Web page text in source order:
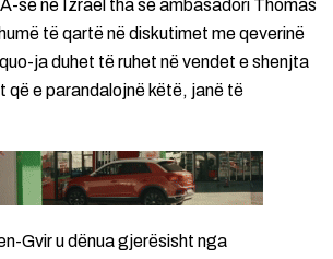
së në Izrael tha se ambasadori Thomas
të qartë në diskutimet me qeverinë
ja duhet të ruhet në vendet e shenjta
që e parandalojnë këtë, janë të
Gvir u dënua gjerësisht nga